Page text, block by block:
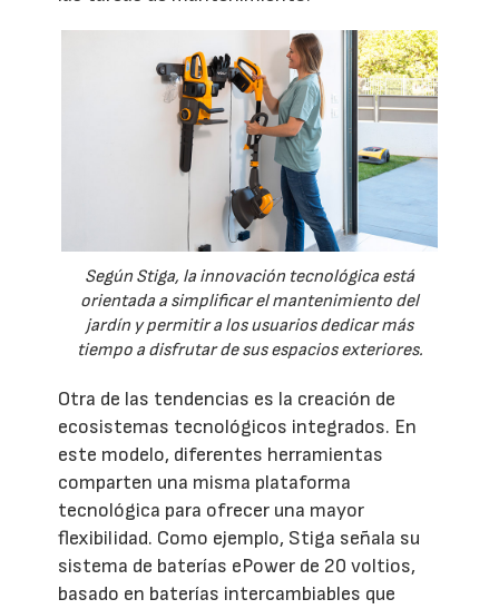
Según Stiga, la innovación tecnológica está
orientada a simplificar el mantenimiento del
jardín y permitir a los usuarios dedicar más
tiempo a disfrutar de sus espacios exteriores.
Otra de las tendencias es la creación de
ecosistemas tecnológicos integrados. En
este modelo, diferentes herramientas
comparten una misma plataforma
tecnológica para ofrecer una mayor
flexibilidad. Como ejemplo, Stiga señala su
sistema de baterías ePower de 20 voltios,
basado en baterías intercambiables que